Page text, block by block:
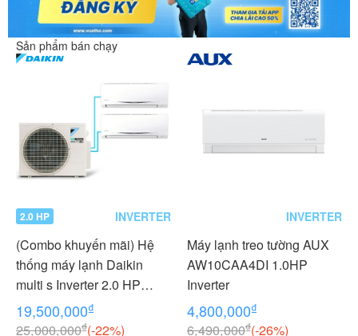
Sản phẩm bán chạy
2.0 HP INVERTER
(Combo khuyến mãi) Hệ
thống máy lạnh Daikin
multi s Inverter 2.0 HP
(2HP Ngựa) - 1 dàn nóng 2
dàn lạnh (1.0 + 1.0 HP (1
19,500,000₫
25,000,000₫(-22%)
INVERTER
Máy lạnh treo tường AUX
AW10CAA4DI 1.0HP
Inverter
4,800,000₫
6,490,000₫(-26%)